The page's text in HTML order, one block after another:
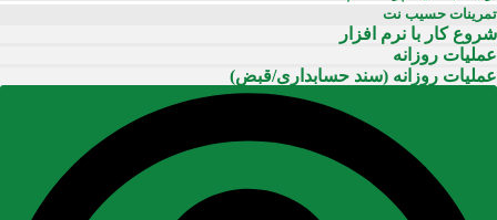
تمرینات حسیب نت
شروع کار با نرم افزار
عملیات روزانه
عملیات روزانه (سند حسابداری/قبض)